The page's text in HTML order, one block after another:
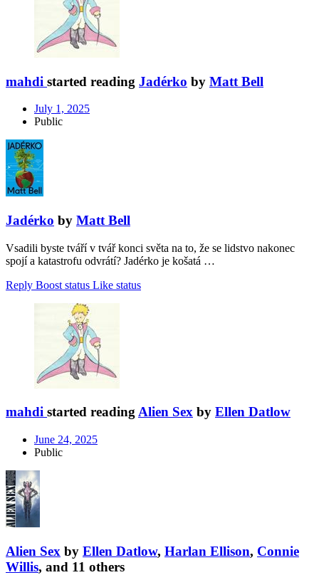
mahdi started reading Jadérko by Matt Bell
July 1, 2025
Public
Jadérko by Matt Bell
Vsadili byste tváří v tvář konci světa na to, že se lidstvo nakonec
spojí a katastrofu odvrátí? Jadérko je košatá …
Reply Boost status Like status
mahdi started readingAlien Sex by Ellen Datlow
June 24, 2025
Public
Alien Sex by Ellen Datlow, Harlan Ellison, Connie
Willis, and 11 others